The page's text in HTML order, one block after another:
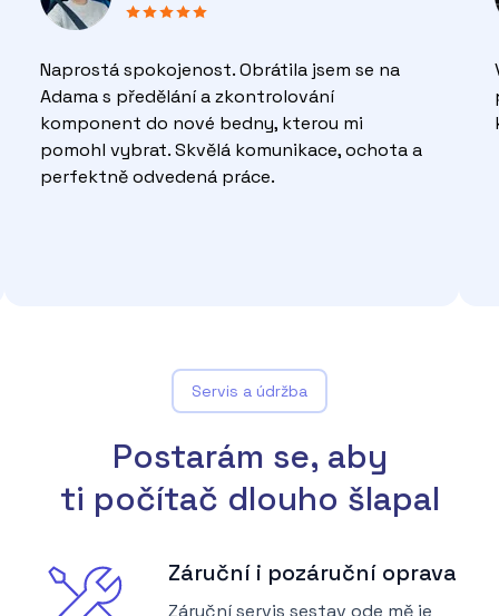
Naprostá spokojenost. Obrátila jsem se na
Adama s předělání a zkontrolování
komponent do nové bedny, kterou mi
pomohl vybrat. Skvělá komunikace, ochota a
perfektně odvedená práce.
Servis a údržba
Postarám se, aby
ti počítač dlouho šlapal
Záruční i pozáruční oprava
Záruční servis sestav ode mě je